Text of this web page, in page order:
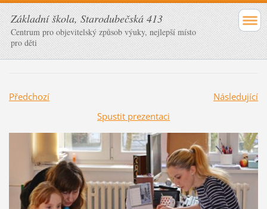
Základní škola, Starodubečská 413
Centrum pro objevitelský způsob výuky, nejlepší místo
pro děti
Předchozí
Následující
Spustit prezentaci